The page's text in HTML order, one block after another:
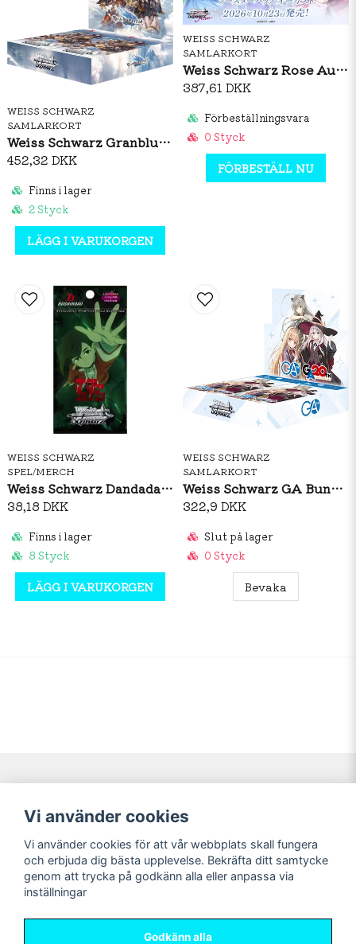
WEISS SCHWARZ
SAMLARKORT
Weiss Schwarz Granblue Fantasy Booster Box (JP)
452,32 DKK
Finns i lager
2 Styck
LÄGG I VARUKORGEN
WEISS SCHWARZ
SAMLARKORT
Weiss Schwarz Rose August Booster Box (JP)
387,61 DKK
Förbeställningsvara
0 Styck
FÖRBESTÄLL NU
WEISS SCHWARZ
SPEL/MERCH
Weiss Schwarz Dandadan Vol.2 Booster Pack
38,18 DKK
Finns i lager
8 Styck
LÄGG I VARUKORGEN
WEISS SCHWARZ
SAMLARKORT
Weiss Schwarz GA Bunko Booster Box (JP)
322,9 DKK
Slut på lager
0 Styck
Bevaka
Navigering
Nyheter!
Förbeställning
Mitt konto
Logga in
Registrera dig
Glömt lösenord?
Sociala medier
Vi använder cookies
Vi använder cookies för att vår webbplats skall fungera
och erbjuda dig bästa upplevelse. Bekräfta ditt samtycke
genom att trycka på godkänn alla eller anpassa via
inställningar
Godkänn alla